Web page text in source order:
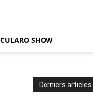
CULARO SHOW
Derniers articles